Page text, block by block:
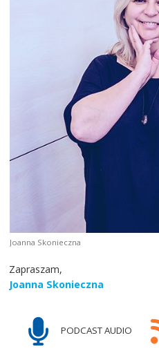
Joanna Skonieczna
Zapraszam,
Joanna Skonieczna
PODCAST AUDIO